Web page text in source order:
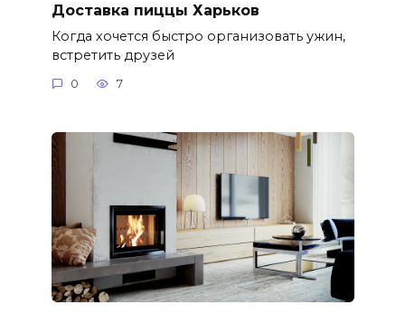
Доставка пиццы Харьков
Когда хочется быстро организовать ужин,
встретить друзей
0 7